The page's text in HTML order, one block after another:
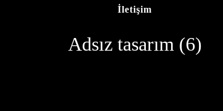
İletişim
Adsız tasarım (6)